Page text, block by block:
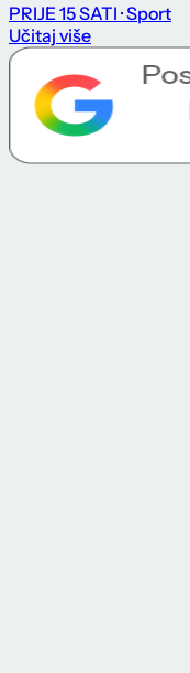
PRIJE 15 SATI · Sport
Učitaj više